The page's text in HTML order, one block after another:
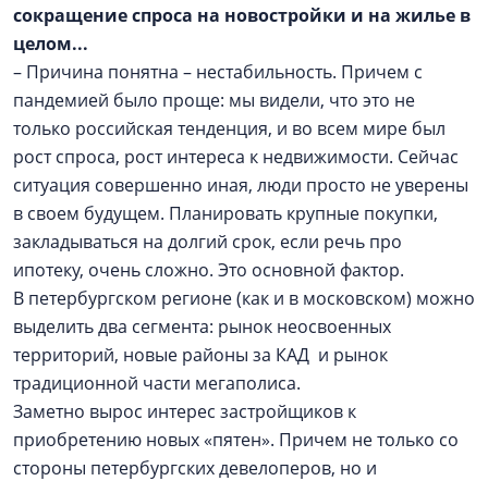
сокращение спроса на новостройки и на жилье в
целом...
– Причина понятна – нестабильность. Причем с
пандемией было проще: мы видели, что это не
только российская тенденция, и во всем мире был
рост спроса, рост интереса к недвижимости. Сейчас
ситуация совершенно иная, люди просто не уверены
в своем будущем. Планировать крупные покупки,
закладываться на долгий срок, если речь про
ипотеку, очень сложно. Это основной фактор.
В петербургском регионе (как и в московском) можно
выделить два сегмента: рынок неосвоенных
территорий, новые районы за КАД и рынок
традиционной части мегаполиса.
Заметно вырос интерес застройщиков к
приобретению новых «пятен». Причем не только со
стороны петербургских девелоперов, но и